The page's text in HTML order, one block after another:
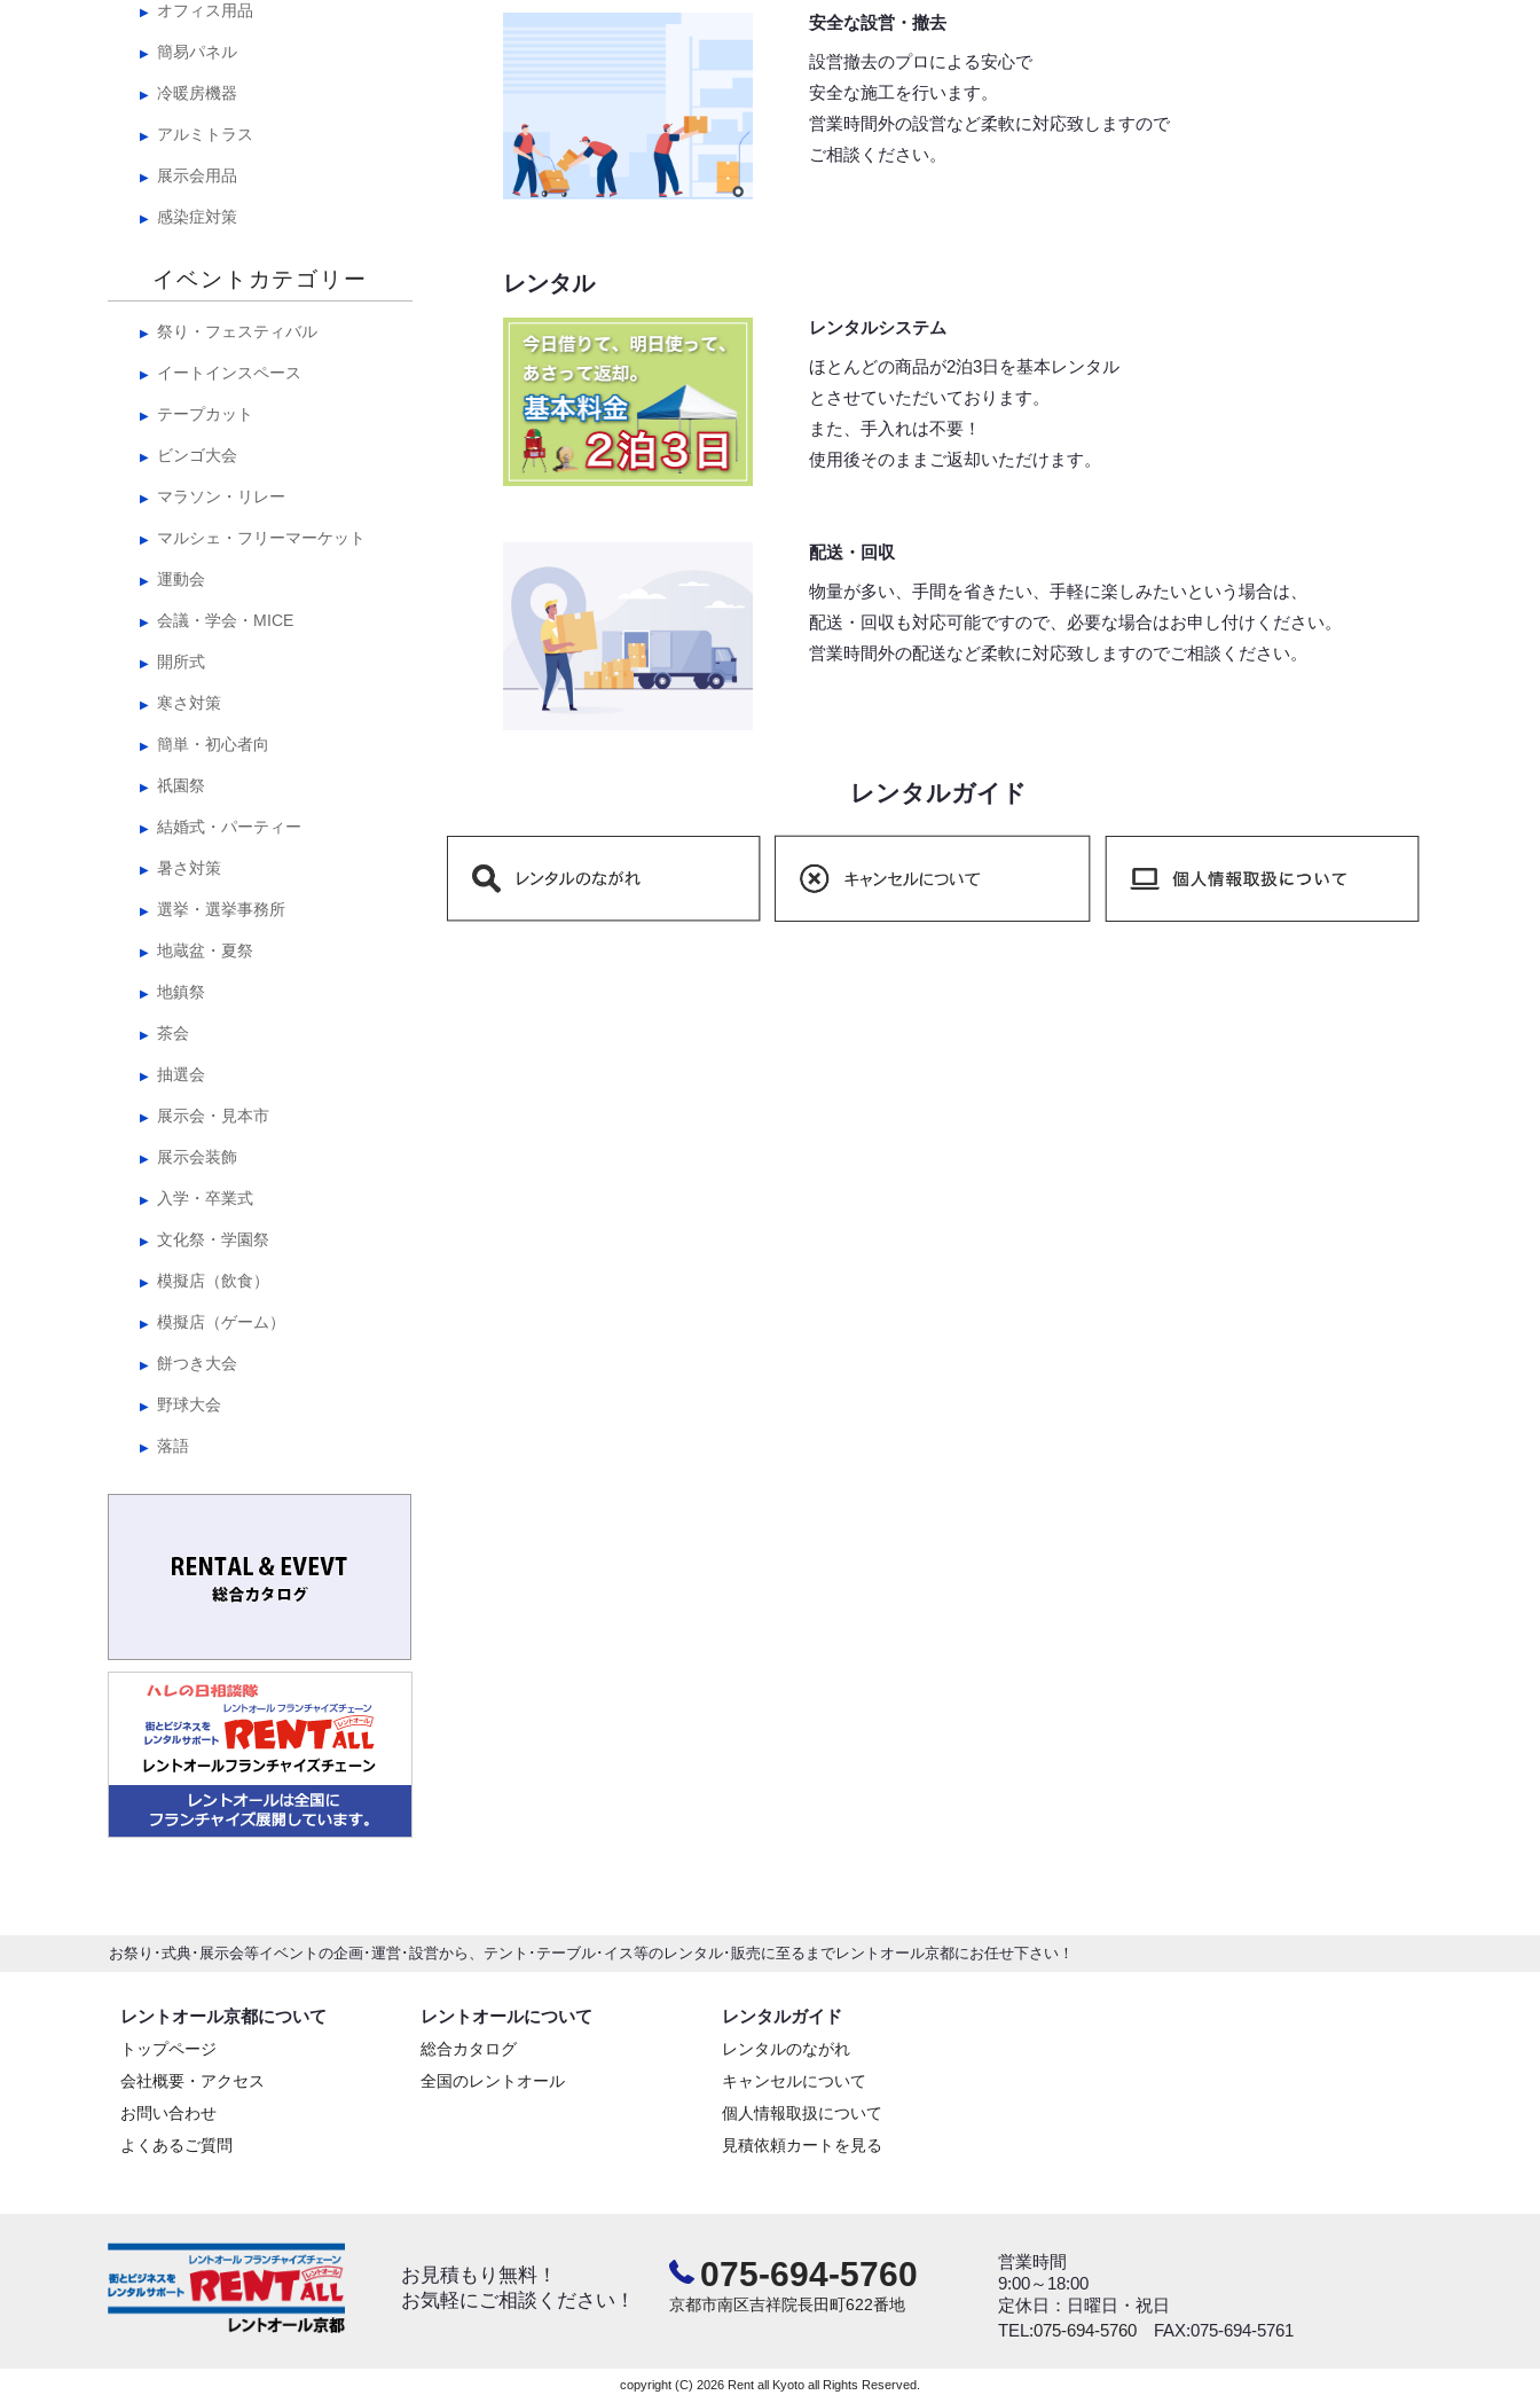
オフィス用品
簡易パネル
冷暖房機器
アルミトラス
展示会用品
感染症対策
イベントカテゴリー
祭り・フェスティバル
イートインスペース
テープカット
ビンゴ大会
マラソン・リレー
マルシェ・フリーマーケット
運動会
会議・学会・MICE
開所式
寒さ対策
簡単・初心者向
祇園祭
結婚式・パーティー
暑さ対策
選挙・選挙事務所
地蔵盆・夏祭
地鎮祭
茶会
抽選会
展示会・見本市
展示会装飾
入学・卒業式
文化祭・学園祭
模擬店（飲食）
模擬店（ゲーム）
餅つき大会
野球大会
落語
安全な設営・撤去
設営撤去のプロによる安心で
安全な施工を行います。
営業時間外の設営など柔軟に対応致しますので
ご相談ください。
レンタル
レンタルシステム
ほとんどの商品が2泊3日を基本レンタル
とさせていただいております。
また、手入れは不要！
使用後そのままご返却いただけます。
配送・回収
物量が多い、手間を省きたい、手軽に楽しみたいという場合は、
配送・回収も対応可能ですので、必要な場合はお申し付けください。
営業時間外の配送など柔軟に対応致しますのでご相談ください。
レンタルガイド
お祭り･式典･展示会等イベントの企画･運営･設営から、テント･テーブル･イス等のレンタル･販売に至るまでレントオール京都にお任せ下さい！
レントオール京都について
トップページ
会社概要・アクセス
お問い合わせ
よくあるご質問
レントオールについて
総合カタログ
全国のレントオール
レンタルガイド
レンタルのながれ
キャンセルについて
個人情報取扱について
見積依頼カートを見る
お見積もり無料！
お気軽にご相談ください！
075-694-5760
京都市南区吉祥院長田町622番地
営業時間
9:00～18:00
定休日：日曜日・祝日
TEL:075-694-5760 FAX:075-694-5761
copyright (C) 2026 Rent all Kyoto all Rights Reserved.